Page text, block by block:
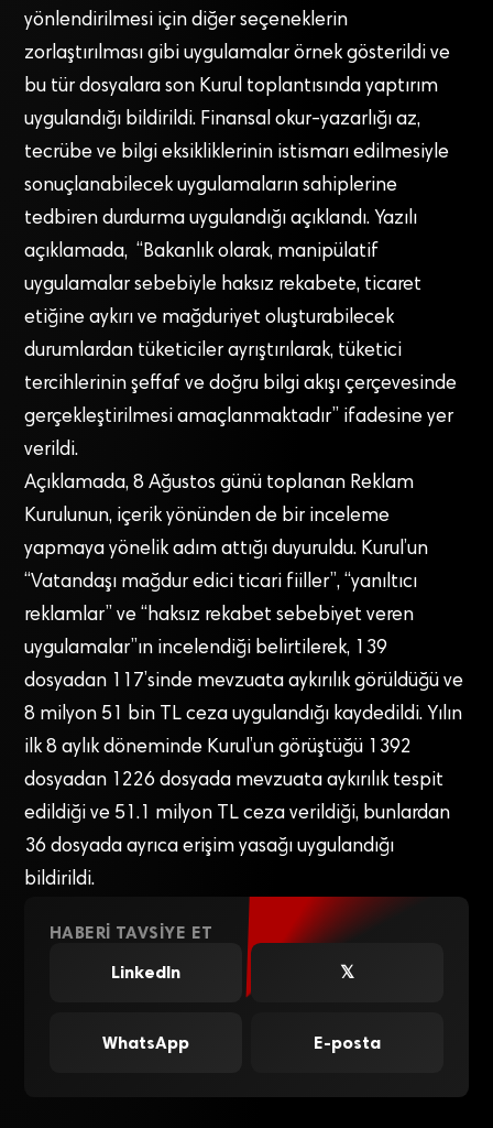
yönlendirilmesi için diğer seçeneklerin
zorlaştırılması gibi uygulamalar örnek gösterildi ve
bu tür dosyalara son Kurul toplantısında yaptırım
uygulandığı bildirildi. Finansal okur-yazarlığı az,
tecrübe ve bilgi eksikliklerinin istismarı edilmesiyle
sonuçlanabilecek uygulamaların sahiplerine
tedbiren durdurma uygulandığı açıklandı. Yazılı
açıklamada, “Bakanlık olarak, manipülatif
uygulamalar sebebiyle haksız rekabete, ticaret
etiğine aykırı ve mağduriyet oluşturabilecek
durumlardan tüketiciler ayrıştırılarak, tüketici
tercihlerinin şeffaf ve doğru bilgi akışı çerçevesinde
gerçekleştirilmesi amaçlanmaktadır” ifadesine yer
verildi.
Açıklamada, 8 Ağustos günü toplanan Reklam
Kurulunun, içerik yönünden de bir inceleme
yapmaya yönelik adım attığı duyuruldu. Kurul’un
“Vatandaşı mağdur edici ticari fiiller”, “yanıltıcı
reklamlar” ve “haksız rekabet sebebiyet veren
uygulamalar”ın incelendiği belirtilerek, 139
dosyadan 117’sinde mevzuata aykırılık görüldüğü ve
8 milyon 51 bin TL ceza uygulandığı kaydedildi. Yılın
ilk 8 aylık döneminde Kurul’un görüştüğü 1392
dosyadan 1226 dosyada mevzuata aykırılık tespit
edildiği ve 51.1 milyon TL ceza verildiği, bunlardan
36 dosyada ayrıca erişim yasağı uygulandığı
bildirildi.
HABERI TAVSIYE ET
LinkedIn
𝕏
WhatsApp E-posta